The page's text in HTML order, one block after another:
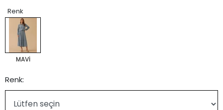
Renk
MAVİ
Renk: